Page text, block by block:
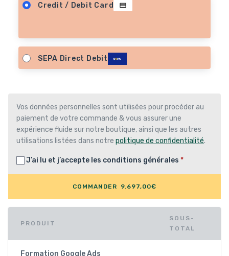
PRODUIT
SOUS-
TOTAL
Formation Google Ads
Credit / Debit Card
SEPA Direct Debit
Vos données personnelles sont utilisées pour procéder au
paiement de votre commande & vous assurer une
expérience fluide sur notre boutique, ainsi que les autres
utilisations listées dans notre politique de confidentialité.
J’ai lu et j’accepte les conditions générales *
COMMANDER 9.697,00€